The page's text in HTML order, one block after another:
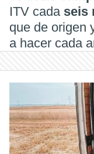
ITV cada seis
que de origen
a hacer cada